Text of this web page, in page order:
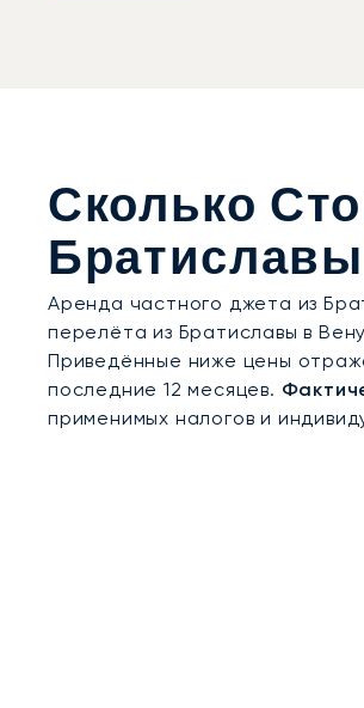
Обладая двадцатилетним
гибкие чартерные решения,
срочных рейсов для деловых
Веной и другими центрами
Сколько
Аренда частного джета из
перелёта из Братиславы в
Приведённые ниже цены
последние 12 месяцев.
применимых налогов и